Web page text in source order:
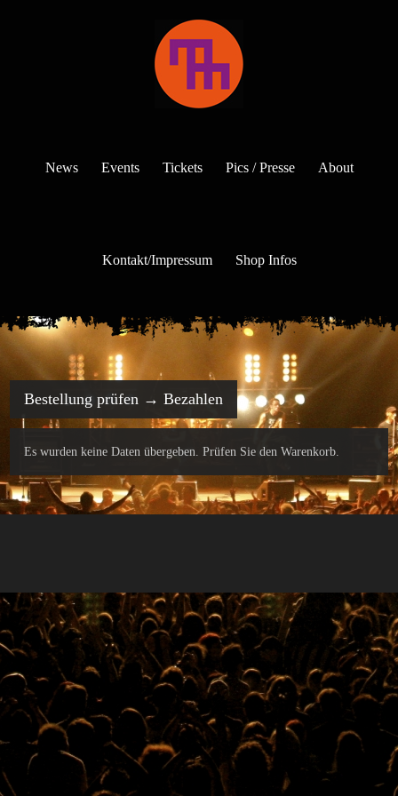
News Events Tickets Pics / Presse About
Kontakt/Impressum Shop Infos
Bestellung prüfen → Bezahlen
Es wurden keine Daten übergeben. Prüfen Sie den Warenkorb.